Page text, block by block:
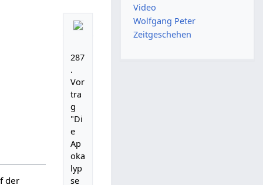
287
.
Vor
tra
g
"Di
e
Ap
oka
lyp
se
der
Video
Wolfgang Peter
Zeitgeschehen